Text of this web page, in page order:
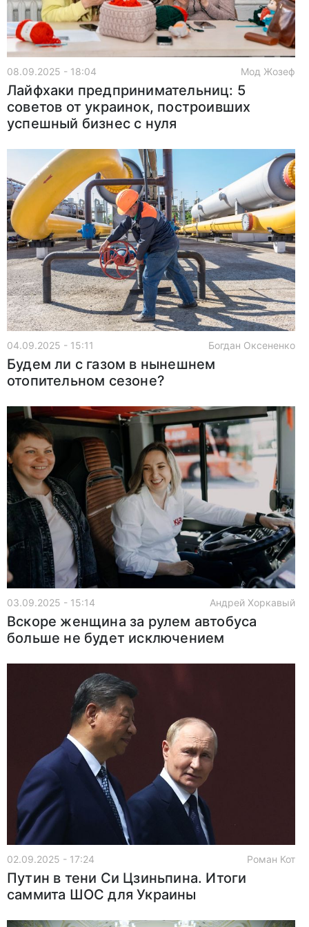
08.09.2025 - 18:04 Мод Жозеф
Лайфхаки предпринимательниц: 5
советов от украинок, построивших
успешный бизнес с нуля
04.09.2025 - 15:11 Богдан Оксененко
Будем ли с газом в нынешнем
отопительном сезоне?
03.09.2025 - 15:14 Андрей Хоркавый
Вскоре женщина за рулем автобуса
больше не будет исключением
02.09.2025 - 17:24 Роман Кот
Путин в тени Си Цзиньпина. Итоги
саммита ШОС для Украины